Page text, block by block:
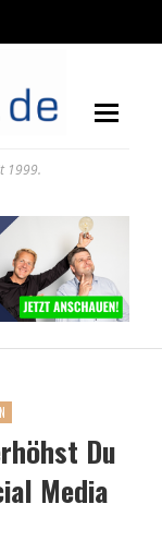
1999.
Du
Media